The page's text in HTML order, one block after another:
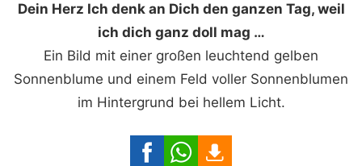
Dein Herz Ich denk an Dich den ganzen Tag, weil
ich dich ganz doll mag …
Ein Bild mit einer großen leuchtend gelben
Sonnenblume und einem Feld voller Sonnenblumen
im Hintergrund bei hellem Licht.